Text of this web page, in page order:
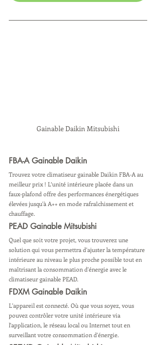
Gainable Daikin Mitsubishi
FBA-A Gainable Daikin
Trouvez votre climatiseur gainable Daikin FBA-A au
meilleur prix ! L’unité intérieure placée dans un
faux-plafond offre des performances énergétiques
élevées jusqu'à A++ en mode rafraîchissement et
chauffage.
PEAD Gainable Mitsubishi
Quel que soit votre projet, vous trouverez une
solution qui vous permettra d'ajuster la température
intérieure au niveau le plus proche possible tout en
maîtrisant la consommation d'énergie avec le
climatiseur gainable PEAD.
FDXM Gainable Daikin
L'appareil est connecté. Où que vous soyez, vous
pouvez contrôler votre unité intérieure via
l'application, le réseau local ou Internet tout en
surveillant votre consommation d'énergie.